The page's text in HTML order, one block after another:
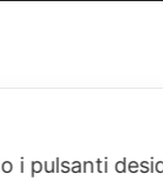
i pulsanti